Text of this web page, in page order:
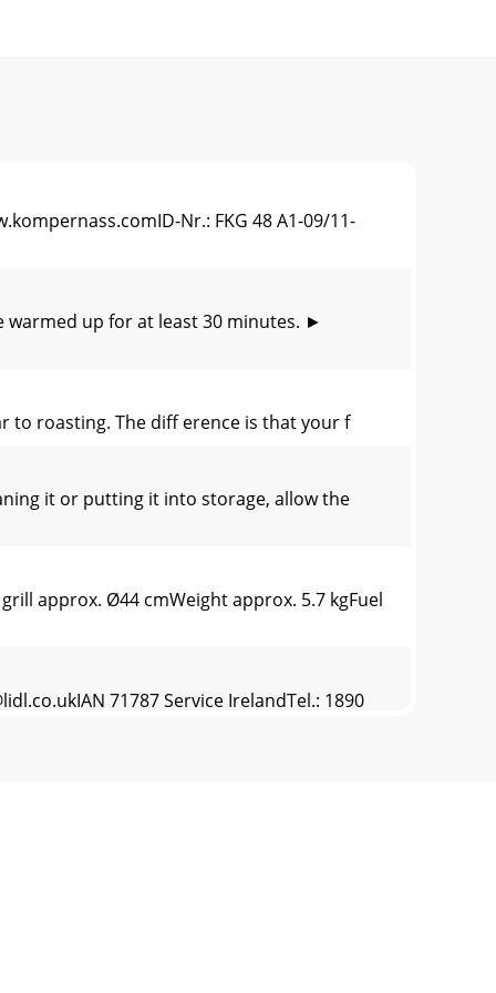
Nr.: FKG 48 A1-09/11-
warmed up for at least 30 minutes. ►
to roasting. The diﬀ erence is that your f
it or putting it into storage, allow the
approx. Ø44 cmWeight approx. 5.7 kgFuel
71787 Service IrelandTel.: 1890